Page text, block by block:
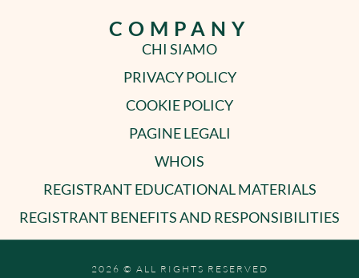
COMPANY
CHI SIAMO
PRIVACY POLICY
COOKIE POLICY
PAGINE LEGALI
WHOIS
REGISTRANT EDUCATIONAL MATERIALS
REGISTRANT BENEFITS AND RESPONSIBILITIES
2026 © ALL RIGHTS RESERVED